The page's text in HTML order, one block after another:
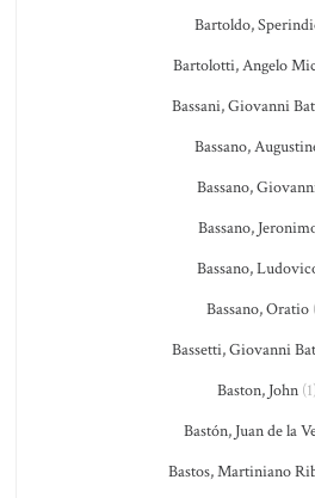
Bartoldo,
Bartolotti, Angelo
Bassani, Giovanni
Bassano,
Bassano,
Bassano,
Bassano,
Bassano, Oratio
Bassetti, Giovanni
Baston, John
Bastón, Juan de la
Bastos, Martiniano